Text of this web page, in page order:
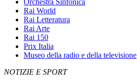
Orchestra Sinfonica
Rai World
Rai Letteratura
Rai Arte
Rai 150
Prix Italia
Museo della radio e della televisione
NOTIZIE E SPORT